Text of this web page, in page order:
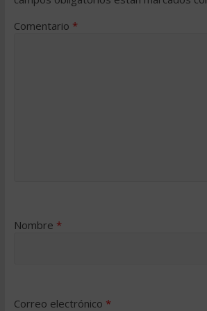
Comentario *
Nombre *
Correo electrónico *